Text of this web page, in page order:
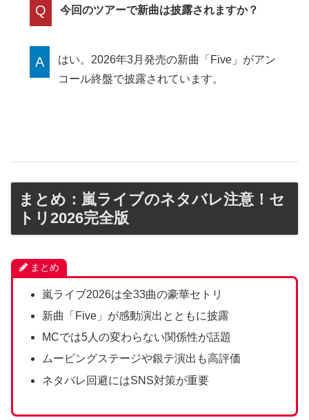
Q 今回のツアーで新曲は披露されますか？
A
はい。2026年3月発売の新曲「Five」がアン
コール終盤で披露されています。
まとめ：嵐ライブのネタバレ注意！セ
トリ2026完全版
まとめ
嵐ライブ2026は全33曲の豪華セトリ
新曲「Five」が感動演出とともに披露
MCでは5人の変わらない関係性が話題
ムービングステージや銀テ演出も高評価
ネタバレ回避にはSNS対策が重要